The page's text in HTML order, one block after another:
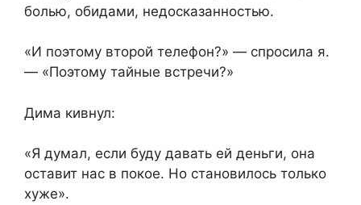
болью, обидами, недосказанностью.
«И поэтому второй телефон?» — спросила я.
— «Поэтому тайные встречи?»
Дима кивнул:
«Я думал, если буду давать ей деньги, она
оставит нас в покое. Но становилось только
хуже».